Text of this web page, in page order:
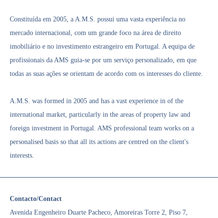
Constituída em 2005, a A.M.S. possui uma vasta experiência no
mercado internacional, com um grande foco na área de direito
imobiliário e no investimento estrangeiro em Portugal. A equipa de
profissionais da AMS guia-se por um serviço personalizado, em que
todas as suas ações se orientam de acordo com os interesses do cliente.
A.M.S. was formed in 2005 and has a vast experience in of the
international market, particularly in the areas of property law and
foreign investment in Portugal. AMS professional team works on a
personalised basis so that all its actions are centred on the client's
interests.
Contacto/Contact
Avenida Engenheiro Duarte Pacheco, Amoreiras Torre 2, Piso 7,